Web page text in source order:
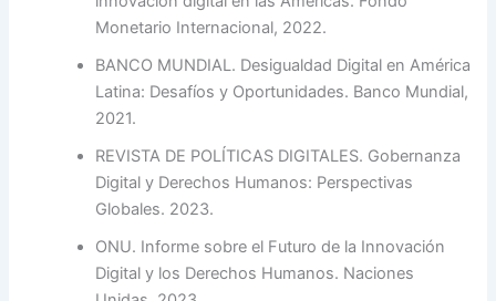
Monetario Internacional, 2022.
BANCO MUNDIAL. Desigualdad Digital en América
Latina: Desafíos y Oportunidades. Banco Mundial,
2021.
REVISTA DE POLÍTICAS DIGITALES. Gobernanza
Digital y Derechos Humanos: Perspectivas
Globales. 2023.
ONU. Informe sobre el Futuro de la Innovación
Digital y los Derechos Humanos. Naciones